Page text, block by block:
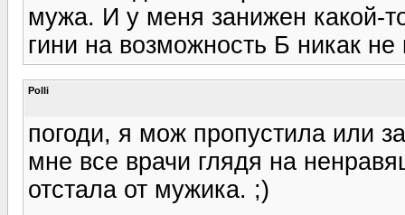
мужа. И у меня занижен какой-
гини на возможность Б никак
Polli
погоди, я мож пропустила или
мне все врачи глядя на
отстала от мужика. ;)